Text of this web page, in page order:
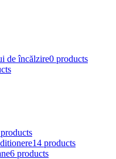
de încălzire0 products
14 products
6 products